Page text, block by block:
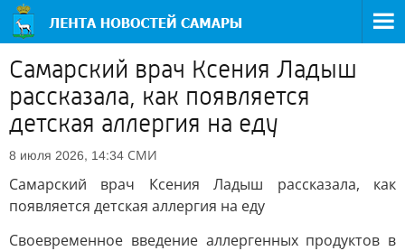
Самарский врач Ксения Ладыш
рассказала, как появляется
детская аллергия на еду
8 июля 2026, 14:34 СМИ
Самарский врач Ксения Ладыш рассказала, как
появляется детская аллергия на еду
Своевременное введение аллергенных продуктов в